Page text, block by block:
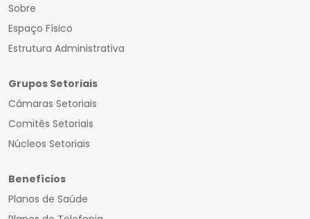
Sobre
Espaço Físico
Estrutura Administrativa
Grupos Setoriais
Câmaras Setoriais
Comitês Setoriais
Núcleos Setoriais
Benefícios
Planos de Saúde